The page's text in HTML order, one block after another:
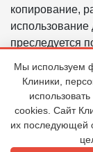
копирование,
преследуется
Политика в
данных ООО
Правовая
Мы используем
Клиники,
cookies. Сайт
их последующей